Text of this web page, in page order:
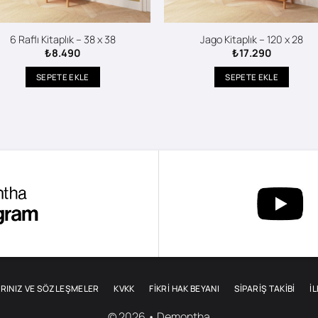
6 Raflı Kitaplık – 38 x 38
₺8.490
SEPETE EKLE
Jago Kitaplık – 120 x 28
₺17.290
SEPETE EKLE
VE SÖZLEŞMELER KVKK FİKRİ HAK BEYANI SIPARIŞ TAKIBI